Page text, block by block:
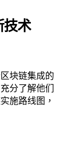
术
块链集成的
分了解他们
施路线图，